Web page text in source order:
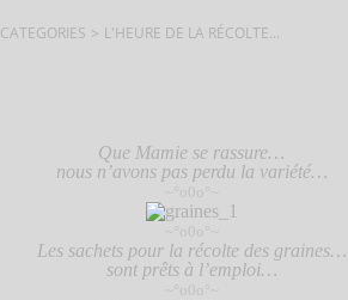
CATEGORIES > L'HEURE DE LA RÉCOLTE...
Que Mamie se rassure…
nous n’avons pas perdu la variété…
~°o0o°~
~°o0o°~
Les sachets pour la récolte des graines…
sont prêts à l’emploi…
~°o0o°~